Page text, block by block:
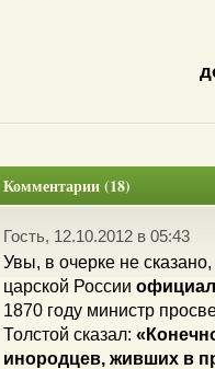
Комментарии (18)
Гость, 12.10.2012 в 05:43
Увы, в очерке не
царской России
1870 году министр
Толстой сказал:
инородцев, живших в